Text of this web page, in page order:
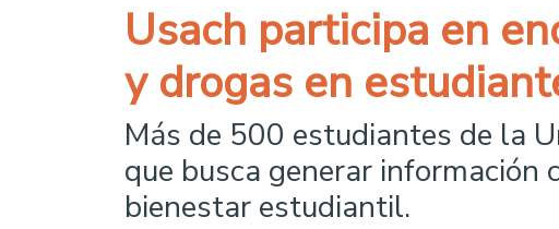
Usach participa en
y drogas en
Más de 500 estudiantes de la
que busca generar
bienestar estudiantil.